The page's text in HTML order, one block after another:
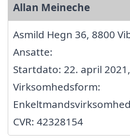
Allan Meineche
Asmild Hegn 36, 8800
Ansatte:
Startdato: 22. april 2021,
Virksomhedsform:
Enkeltmandsvirksomhed
CVR: 42328154